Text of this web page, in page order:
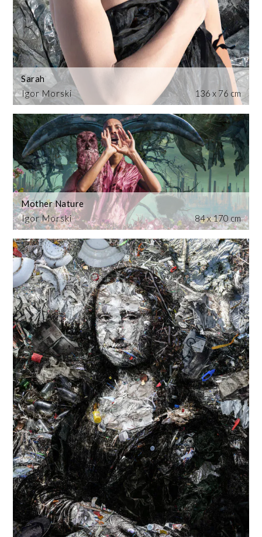
Igor Morski
Sarah
136 x 76 cm
Igor Morski
Mother Nature
84 x 170 cm